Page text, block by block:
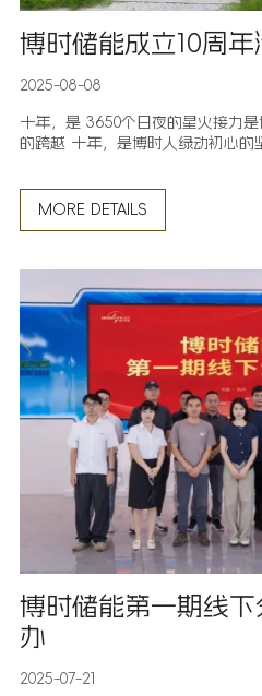
博时储能成立10周年
2025-08-08
十年，是 3650个日夜的星火接力
的跨越 十年，是博时人绿动初心的坚守以清洁能源为笔，书
年的里程碑前既为并肩走过的风雨
MORE DETAILS
博时储能第一期线
办
2025-07-21